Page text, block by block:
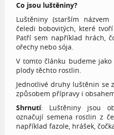
Co jsou luštěniny?
Luštěniny (starším
čeledi bobovitých, které
Patří sem například hrách,
ořechy nebo sója.
V tomto článku budeme
plody těchto rostlin.
Jednotlivé druhy luštěnin se
způsobem přípravy i
Shrnutí: Luštěniny jsou
označují semena rostlin z
například fazole, hrášek,